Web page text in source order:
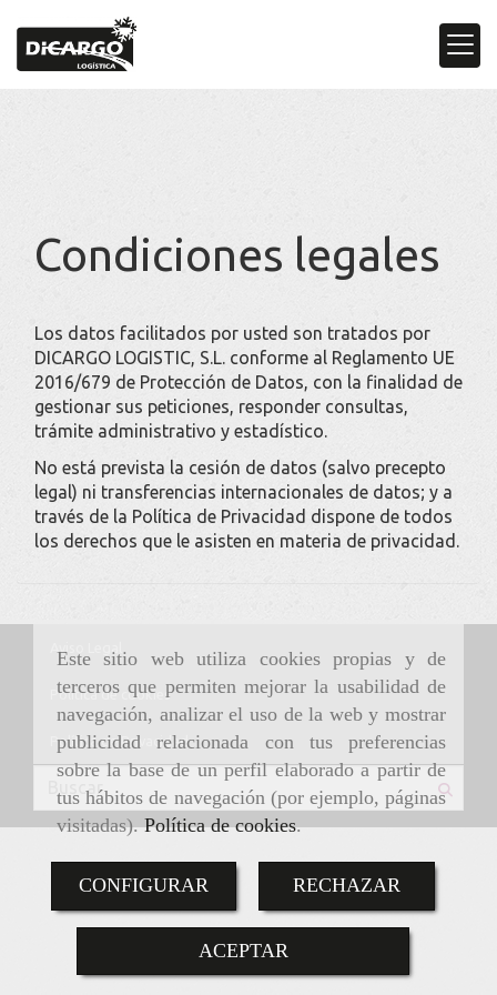
Este sitio web utiliza cookies propias y de
terceros que permiten mejorar la usabilidad de
navegación, analizar el uso de la web y mostrar
publicidad relacionada con tus preferencias
sobre la base de un perfil elaborado a partir de
tus hábitos de navegación (por ejemplo, páginas
visitadas).Política de cookies.
CONFIGURAR RECHAZAR
ACEPTAR
Condiciones legales
Los datos facilitados por usted son tratados por
DICARGO LOGISTIC, S.L. conforme al Reglamento UE
2016/679 de Protección de Datos, con la finalidad de
gestionar sus peticiones, responder consultas,
trámite administrativo y estadístico.
No está prevista la cesión de datos (salvo precepto
legal) ni transferencias internacionales de datos; y a
través de la Política de Privacidad dispone de todos
los derechos que le asisten en materia de privacidad.
Política de cookies
Política de Privacidad